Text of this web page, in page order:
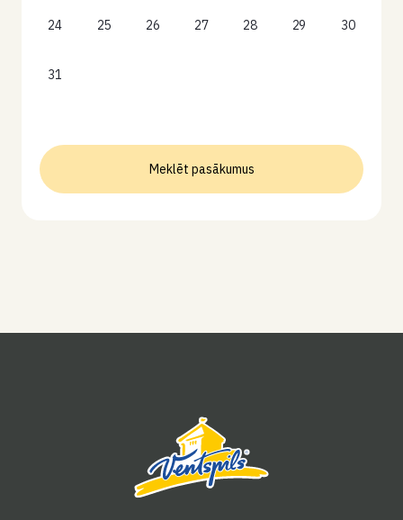
24 25 26 27 28 29 30
31
Meklēt pasākumus